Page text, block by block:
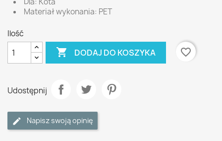
Materiał wykonania: PET
Ilość
 DODAJ DO KOSZYKA favorite_border
Udostępnij
Napisz swoją opinię